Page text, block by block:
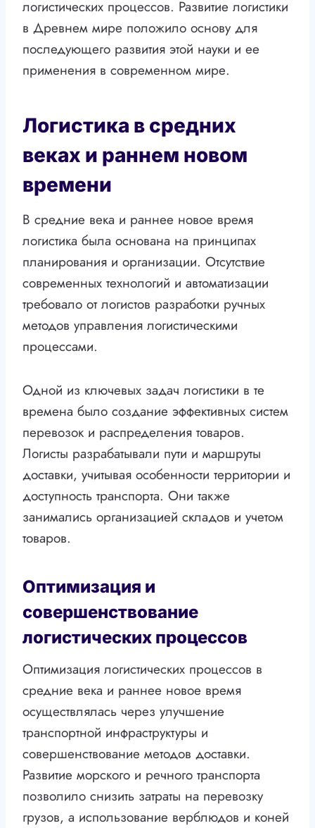
логистических процессов. Развитие логистики
в Древнем мире положило основу для
последующего развития этой науки и ее
применения в современном мире.
Логистика в средних
веках и раннем новом
времени
В средние века и раннее новое время
логистика была основана на принципах
планирования и организации. Отсутствие
современных технологий и автоматизации
требовало от логистов разработки ручных
методов управления логистическими
процессами.
Одной из ключевых задач логистики в те
времена было создание эффективных систем
перевозок и распределения товаров.
Логисты разрабатывали пути и маршруты
доставки, учитывая особенности территории и
доступность транспорта. Они также
занимались организацией складов и учетом
товаров.
Оптимизация и
совершенствование
логистических процессов
Оптимизация логистических процессов в
средние века и раннее новое время
осуществлялась через улучшение
транспортной инфраструктуры и
совершенствование методов доставки.
Развитие морского и речного транспорта
позволило снизить затраты на перевозку
грузов, а использование верблюдов и коней